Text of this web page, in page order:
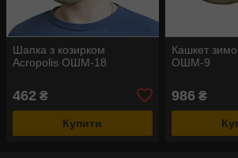
Шапка з козирком
Acropolis ОШМ-18
462 ₴
Купити
Кашкет
ОШМ-9
986 ₴